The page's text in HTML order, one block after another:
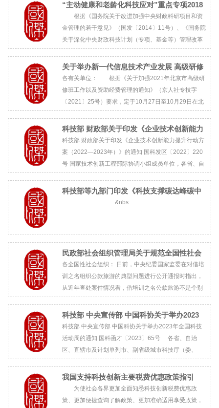
“主动健康和老龄化科技应对”重点专项2018
年度项目申报指南
根据《国务院关于改进加强中央财政科研项目和资
金管理的若干意见》（国发〔2014〕11号）、《国务院
关于深化中央财政科技计划（专项、基金等）管理改革
部关于改革过渡期国家重点研发计划组织管理有关事项
的...
关于举办新一代信息技术产业发展 高级研修
班的通知
各有关单位： 根据《关于加强2021年北京市高级研
修班工作以及资助经费管理的通知》（京人社专技字
〔2021〕25号）要求，定于10月27日至10月29日在北
科技部 财政部关于印发《企业技术创新能力
提升行动方案（2022—2023年）》的通知
科技部 财政部关于印发《企业技术创新能力提升行动方
案（2022—2023年）》的通知 国科发区〔2022〕220
号 国家技术创新工程部际协调小组成员单位，各省、自
（局），新疆生产...
科技部等九部门印发《科技支撑碳达峰碳中
和实施方案（2022-2030）》
&nbs...
民政部社会组织管理局关于规范全国性社会
组织培训活动有关问题的通知
各全国性社会组织： 日前，中央纪委国家监委在对借培
训之名组织公款旅游的典型问题进行公开通报时指出，
从近年查处案件情况看，借培训之名公款旅游不是个别
学会举办的培训班也存在学员公款旅游问题。为推动全
国性...
科技部 中央宣传部 中国科协关于举办2023
年全国科技活动周的通知
科技部 中央宣传部 中国科协关于举办2023年全国科技
活动周的通知 国科函才〔2023〕65号 各省、自治
区、直辖市及计划单列市、副省级城市科技厅（委、
党委宣传部、科...
我国支持科技创新主要税费优惠政策指引
为使社会各界更加全面知悉科技创新税费优惠政
策、更加便捷查询了解政策、更加准确适用享受政策，